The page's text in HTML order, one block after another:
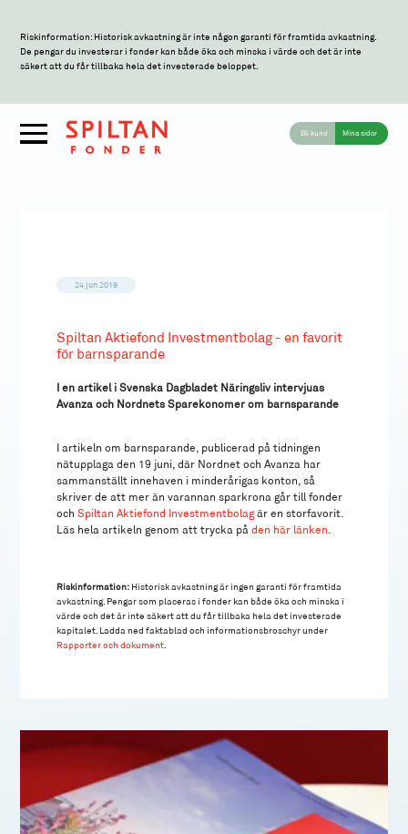
Riskinformation: Historisk avkastning är inte någon garanti för framtida avkastning.
De pengar du investerar i fonder kan både öka och minska i värde och det är inte
säkert att du får tillbaka hela det investerade beloppet.
Bli kund Mina sidor
24 jun 2019
Spiltan Aktiefond Investmentbolag - en favorit
för barnsparande
I en artikel i Svenska Dagbladet Näringsliv intervjuas
Avanza och Nordnets Sparekonomer om barnsparande
I artikeln om barnsparande, publicerad på tidningen
nätupplaga den 19 juni, där Nordnet och Avanza har
sammanställt innehaven i minderårigas konton, så
skriver de att mer än varannan sparkrona går till fonder
ochSpiltan Aktiefond Investmentbolagär en storfavorit.
Läs hela artikeln genom att trycka påden här länken
Riskinformation: Historisk avkastning är ingen garanti för framtida
avkastning. Pengar som placeras i fonder kan både öka och minska i
värde och det är inte säkert att du får tillbaka hela det investerade
kapitalet. Ladda ned faktablad och informationsbroschyr under
Rapporter och dokument